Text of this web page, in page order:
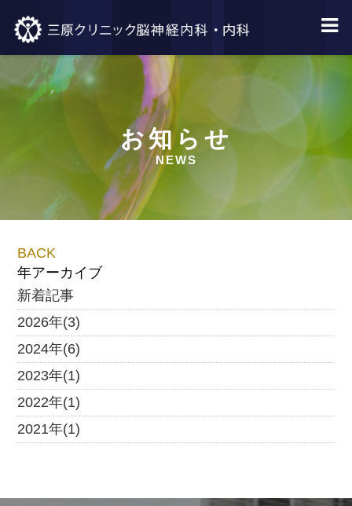
お知らせ
NEWS
BACK
年アーカイブ
新着記事
2026年(3)
2024年(6)
2023年(1)
2022年(1)
2021年(1)